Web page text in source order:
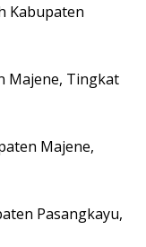
Kabupaten
Majene, Tingkat
Majene,
Pasangkayu,